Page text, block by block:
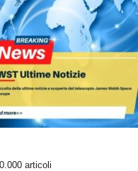
articoli